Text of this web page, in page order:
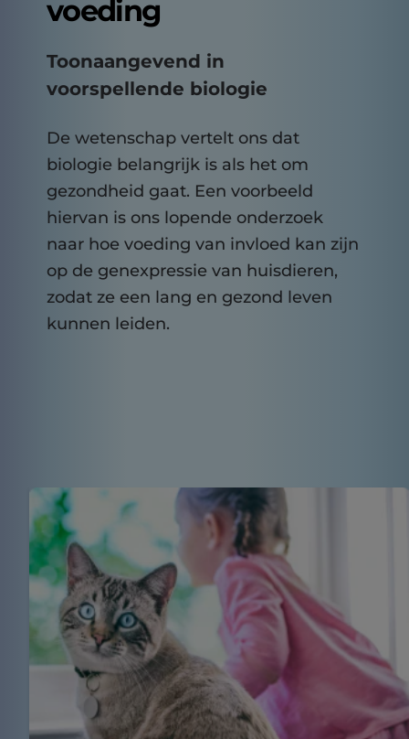
voeding
Toonaangevend in
voorspellende biologie
De wetenschap vertelt ons dat
biologie belangrijk is als het om
gezondheid gaat. Een voorbeeld
hiervan is ons lopende onderzoek
naar hoe voeding van invloed kan zijn
op de genexpressie van huisdieren,
zodat ze een lang en gezond leven
kunnen leiden.